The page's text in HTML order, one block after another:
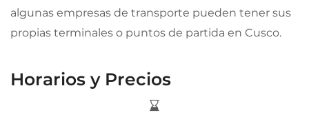
algunas empresas de transporte pueden tener sus
propias terminales o puntos de partida en Cusco.
Horarios y Precios